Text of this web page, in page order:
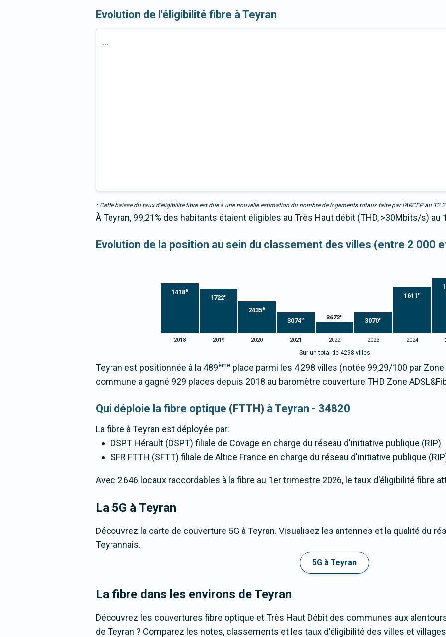
Evolution de l'éligibilité fibre à Teyran
...
* Cette baisse du taux d’éligibilité fibre est due à une nouvelle estimation du nombre de logements totaux faite par l’ARCEP au T2
À Teyran, 99,21% des habitants étaient éligibles au Très Haut débit (THD, >30Mbits/s) au
Evolution de la position au sein du classement des villes (entre 2 000
1418e
1722e
2435e
3074e 3672e
3070e
1611 e
2018 2019 2020 2021 2022 2023 2024
Sur un total de 4298 villes
Teyran est positionnée à la 489ème place parmi les 4 298 villes (notée 99,29/100 par Zone
commune a gagné 929 places depuis 2018 au baromètre couverture THD Zone
Qui déploie la fibre optique (FTTH) à Teyran - 34820
La fibre à Teyran est déployée par:
DSPT Hérault (DSPT) filiale de Covage en charge du réseau d'initiative publique (RIP)
SFR FTTH (SFTT) filiale de Altice France en charge du réseau d'initiative publique
Avec 2 646 locaux raccordables à la fibre au 1er trimestre 2026, le taux d'éligibilité fibre
La 5G à Teyran
Découvrez la carte de couverture 5G à Teyran. Visualisez les antennes et la qualité du
Teyrannais.
5G à Teyran
La fibre dans les environs de Teyran
Découvrez les couvertures fibre optique et Très Haut Débit des communes aux
de Teyran ? Comparez les notes, classements et les taux d'éligibilité des villes et